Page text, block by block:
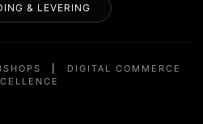
& LEVERING
DIGITAL COMMERCE